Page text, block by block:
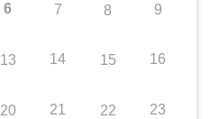
6 7 8 9
13 14 15 16
20 21 22 23